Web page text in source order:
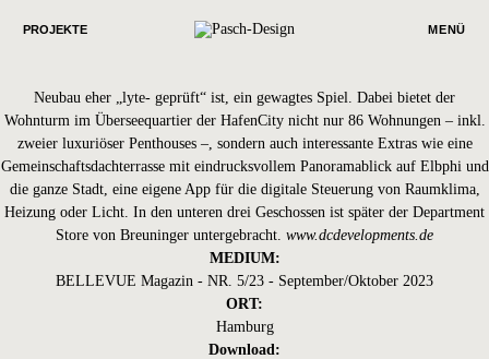
PROJEKTE MENÜ
HamburgFür Freunde des Wortspiels ist das Neubauprojekt „ The Lyte“
Neubau eher „lyte- geprüft“ ist, ein gewagtes Spiel. Dabei bietet der
Wohnturm im Überseequartier der HafenCity nicht nur 86 Wohnungen – inkl.
zweier luxuriöser Penthouses –, sondern auch interessante Extras wie eine
Gemeinschaftsdachterrasse mit eindrucksvollem Panoramablick auf Elbphi und
die ganze Stadt, eine eigene App für die digitale Steuerung von Raumklima,
Heizung oder Licht. In den unteren drei Geschossen ist später der Department
Store von Breuninger untergebracht. www.dcdevelopments.de
MEDIUM:
BELLEVUE Magazin - NR. 5/23 - September/Oktober 2023
ORT:
Hamburg
Download: